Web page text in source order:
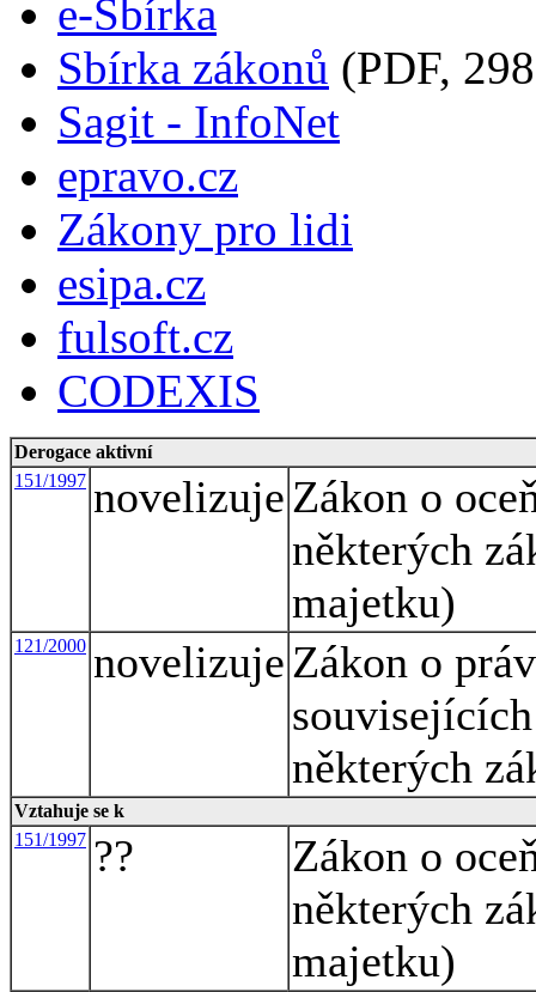
e-Sbírka
Sbírka zákonů (PDF,
Sagit - InfoNet
epravo.cz
Zákony pro lidi
esipa.cz
fulsoft.cz
CODEXIS
Derogace aktivní
151/1997 novelizujeZákon o
některých
majetku)
121/2000 novelizujeZákon o
některých
Vztahuje se k
151/1997 ??
Zákon o
některých
majetku)